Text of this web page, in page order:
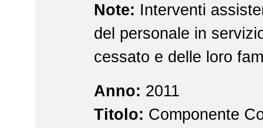
Note: Interventi
del personale in
cessato e delle loro
Anno: 2011
Titolo: Componente